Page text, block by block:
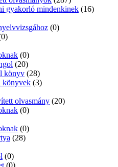
gyakorló mindenkinek (16)
(0)
(0)
(20)
könyv (28)
könyvek (3)
olvasmány (20)
(0)
(0)
(28)
(0)